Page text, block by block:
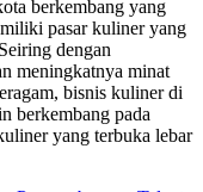
berkembang yang
pasar kuliner yang
dengan
meningkatnya minat
bisnis kuliner di
berkembang pada
yang terbuka lebar